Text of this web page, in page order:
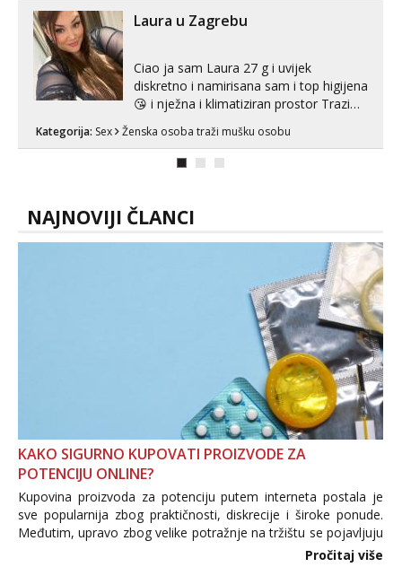
Laura u Zagrebu
Ciao ja sam Laura 27 g i uvijek
diskretno i namirisana sam i top higijena
😘 i nježna i klimatiziran prostor Trazim
Pusenje i gutanje sperme Erotsko rublje
imam uvijek Lizati me mozes i ljubiti po
Kategorija: Sex Ženska osoba traži mušku osobu
NAJNOVIJI ČLANCI
KAKO SIGURNO KUPOVATI PROIZVODE ZA
POTENCIJU ONLINE?
Kupovina proizvoda za potenciju putem interneta postala je
sve popularnija zbog praktičnosti, diskrecije i široke ponude.
Međutim, upravo zbog velike potražnje na tržištu se pojavljuju
i brojni krivotvoreni proizvodi, nepouzdane internetske
Pročitaj više